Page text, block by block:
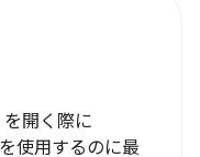
開く際に
使用するのに最